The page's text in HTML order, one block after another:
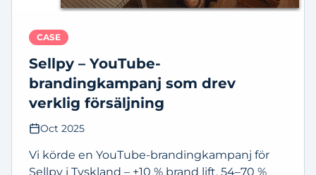
CASE
Sellpy – YouTube-
brandingkampanj som drev
verklig försäljning
Oct 2025
Vi körde en YouTube-brandingkampanj för
Sellpy i Tyskland – +10 % brand lift, 54–70 %